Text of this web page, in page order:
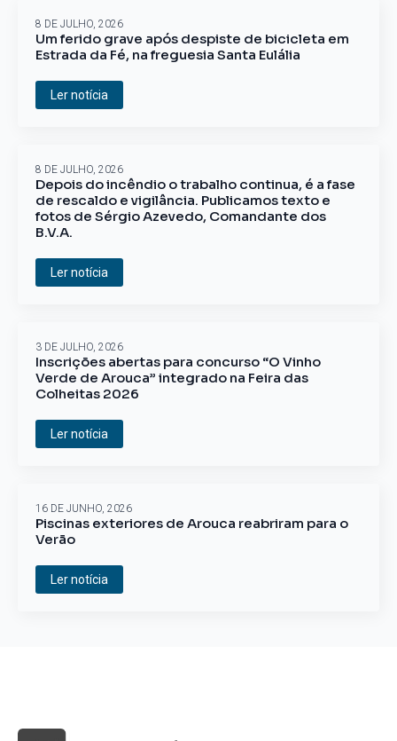
Um ferido grave após despiste de bicicleta em
Estrada da Fé, na freguesia Santa Eulália
8 DE JULHO, 2026
Ler notícia
Depois do incêndio o trabalho continua, é a fase
de rescaldo e vigilância. Publicamos texto e
fotos de Sérgio Azevedo, Comandante dos
B.V.A.
8 DE JULHO, 2026
Ler notícia
Inscrições abertas para concurso “O Vinho
Verde de Arouca” integrado na Feira das
Colheitas 2026
3 DE JULHO, 2026
Ler notícia
Piscinas exteriores de Arouca reabriram para o
Verão
16 DE JUNHO, 2026
Ler notícia